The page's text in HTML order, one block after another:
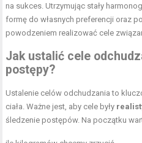
na sukces. Utrzymując stały
formę do własnych preferencji oraz
powodzeniem realizować cele
Jak ustalić cele
postępy?
Ustalenie celów odchudzania to
ciała. Ważne jest, aby cele były
śledzenie postępów. Na początku